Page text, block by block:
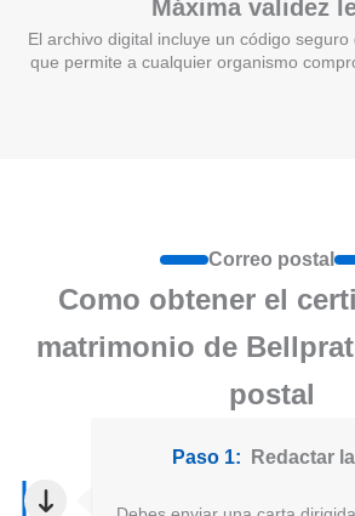
Máxima validez
El archivo digital incluye un código seguro
que permite a cualquier organismo
Correo postal
Como obtener el
matrimonio de
postal
Paso 1: Redactar